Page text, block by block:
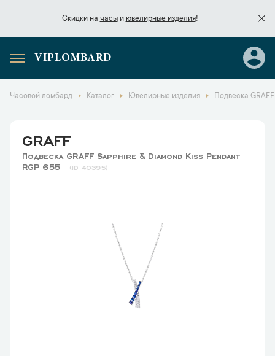
Скидки на часыи ювелирные изделия!
Скидки начасы
VIPLOMBARD
Часовой ломбард Каталог Ювелирные изделия Подвеска
GRAFF
Подвеска GRAFF Sapphire & Diamond Kiss Pendant
RGP 655
40395